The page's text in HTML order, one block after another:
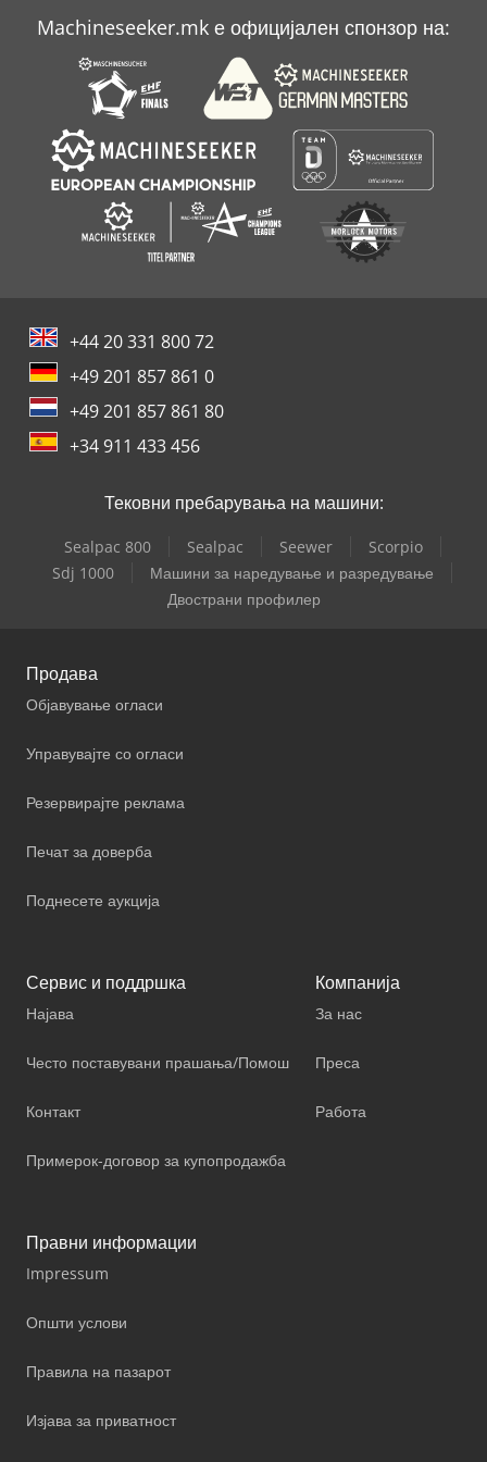
Machineseeker.mk е официјален спонзор на:
+44 20 331 800 72
+49 201 857 861 0
+49 201 857 861 80
+34 911 433 456
Тековни пребарувања на машини:
Sealpac 800 Sealpac Seewer
Scorpio
Sdj 1000
Машини за наредување и разредување
Двострани профилер
Продава
Објавување огласи
Управувајте со огласи
Резервирајте реклама
Печат за доверба
Поднесете аукција
Сервис и поддршка
Најава
Често поставувани прашања/Помош
Контакт
Примерок-договор за купопродажба
Компанија
За нас
Преса
Работа
Правни информации
Impressum
Општи услови
Правила на пазарот
Изјава за приватност